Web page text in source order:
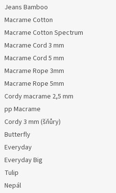
Jeans Bamboo
Macrame Cotton
Macrame Cotton Spectrum
Macrame Cord 3 mm
Macrame Cord 5 mm
Macrame Rope 3mm
Macrame Rope 5mm
Cordy macrame 2,5 mm
pp Macrame
Cordy 3 mm (šňůry)
Butterfly
Everyday
Everyday Big
Tulip
Nepál